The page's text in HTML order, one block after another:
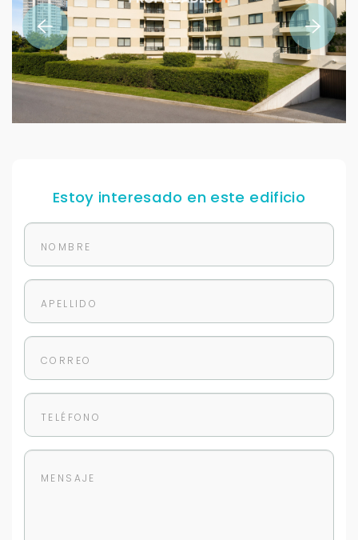
Estoy interesado en este edificio